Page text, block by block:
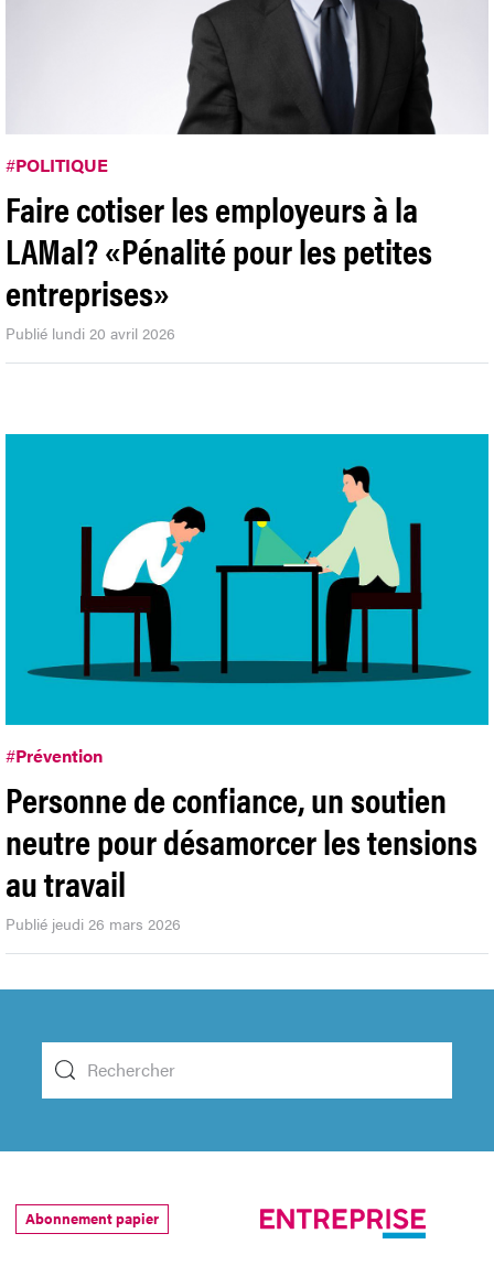
#POLITIQUE
Faire cotiser les employeurs à la
LAMal? «Pénalité pour les petites
entreprises»
Publié lundi 20 avril 2026
#Prévention
Personne de confiance, un soutien
neutre pour désamorcer les tensions
au travail
Publié jeudi 26 mars 2026
Abonnement papier